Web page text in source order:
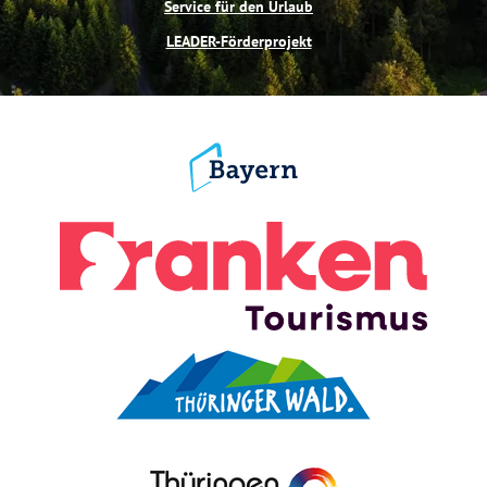
Service für den Urlaub
LEADER-Förderprojekt